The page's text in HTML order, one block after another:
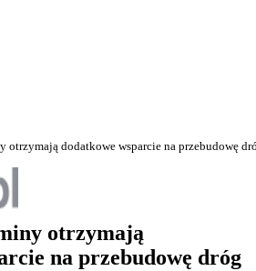
otrzymają dodatkowe wsparcie na przebudowę
otrzymają
na przebudowę dróg